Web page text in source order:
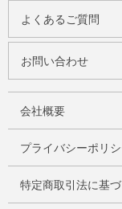
よくあるご質問
お問い合わせ
会社概要
プライバシーポリ
特定商取引法に基